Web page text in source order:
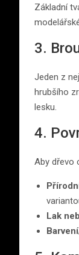
Základní
3.
Jeden z
hrubšího
lesku.
4.
Aby dřevo
Lak